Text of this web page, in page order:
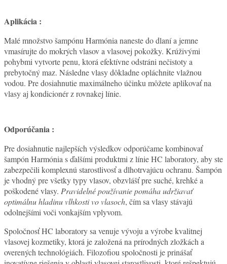
Aplikácia :
Malé množstvo šampónu Harmónia naneste do dlaní a jemne
vmasírujte do mokrých vlasov a vlasovej pokožky. Krúživými
pohybmi vytvorte penu, ktorá efektívne odstráni nečistoty a
prebytočný maz. Následne vlasy dôkladne opláchnite vlažnou
vodou. Pre dosiahnutie maximálneho účinku môžete aplikovať na
vlasy aj kondicionér z rovnakej línie.
Odporúčania :
Pre dosiahnutie najlepších výsledkov odporúčame kombinovať
šampón Harmónia s ďalšími produktmi z línie HC laboratory, aby ste
zabezpečili komplexnú starostlivosť a dlhotrvajúcu ochranu. Šampón
je vhodný pre všetky typy vlasov, obzvlášť pre suché, krehké a
poškodené vlasy. Pravidelné používanie pomáha udržiavať
optimálnu hladinu vlhkosti vo vlasoch, čím sa vlasy stávajú
odolnejšími voči vonkajším vplyvom.
Spoločnosť HC laboratory sa venuje vývoju a výrobe kvalitnej
vlasovej kozmetiky, ktorá je založená na prírodných zložkách a
overených technológiách. Filozofiou spoločnosti je prinášať